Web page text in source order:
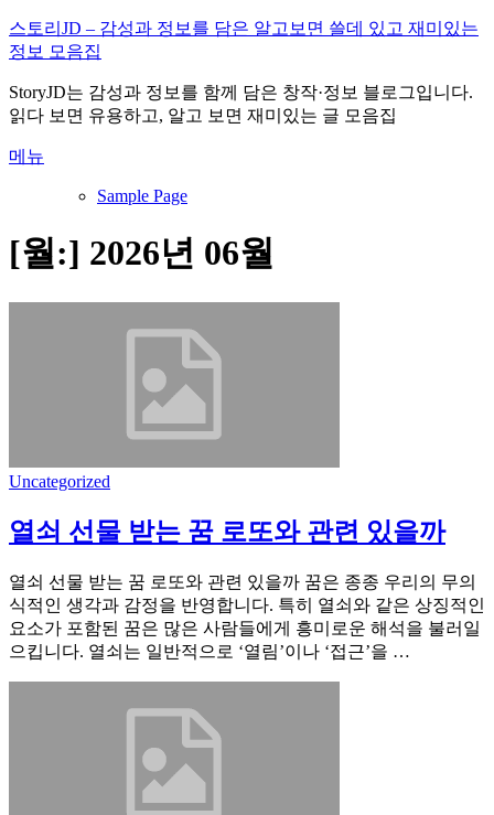
내
용
로
바
가
스토리JD – 감성과 정보를 담은 알고보면 쓸데 있고 재미있는
정보 모음집
StoryJD는 감성과 정보를 함께 담은 창작·정보 블로그입니다.
읽다 보면 유용하고, 알고 보면 재미있는 글 모음집
메뉴
Sample Page
[월:] 2026년 06월
Uncategorized
열쇠 선물 받는 꿈 로또와 관련 있을까
열쇠 선물 받는 꿈 로또와 관련 있을까 꿈은 종종 우리의 무의
식적인 생각과 감정을 반영합니다. 특히 열쇠와 같은 상징적인
요소가 포함된 꿈은 많은 사람들에게 흥미로운 해석을 불러일
으킵니다. 열쇠는 일반적으로 ‘열림’이나 ‘접근’을 …